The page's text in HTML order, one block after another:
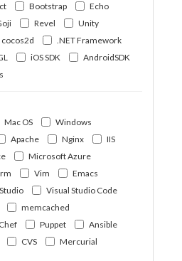
Bootstrap
Echo
Revel
Unity
cocos2d
.NET Framework
iOS SDK
AndroidSDK
Mac OS
Windows
Apache Nginx
IIS
Microsoft Azure
Vim
Emacs
Visual Studio Code
memcached
Chef Puppet
Ansible
CVS
Mercurial